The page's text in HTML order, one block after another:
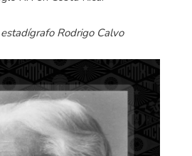
Rodrigo Calvo